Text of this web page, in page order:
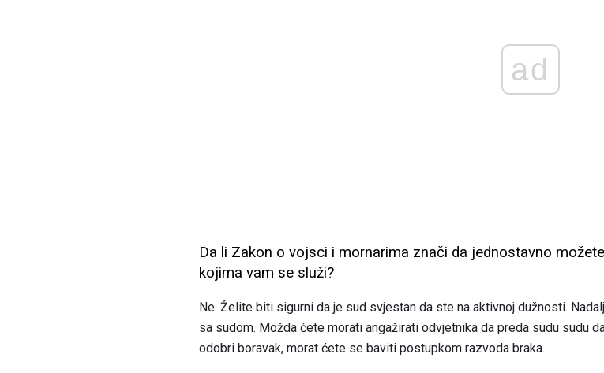
ad
Da li Zakon o vojsci i mornarima znači da jednostavno
kojima vam se služi?
Ne. Želite biti sigurni da je sud svjestan da ste na aktivnoj dužnosti.
sa sudom. Možda ćete morati angažirati odvjetnika da preda sudu sudu
odobri boravak, morat ćete se baviti postupkom razvoda braka.